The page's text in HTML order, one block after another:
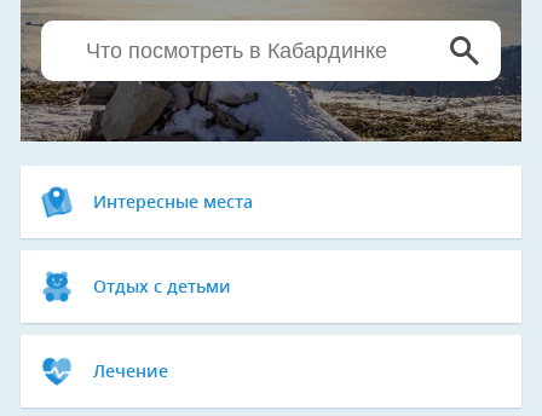
Интересные места
Отдых с детьми
Лечение